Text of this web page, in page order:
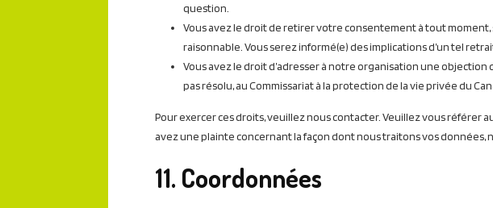
question.
Vous avez le droit de retirer votre consentement à tout
raisonnable. Vous serez informé(e) des implications d’un tel
Vous avez le droit d’adresser à notre organisation une objection
pas résolu, au Commissariat à la protection de la vie privée du
Pour exercer ces droits, veuillez nous contacter. Veuillez vous référer
avez une plainte concernant la façon dont nous traitons vos données,
11. Coordonnées